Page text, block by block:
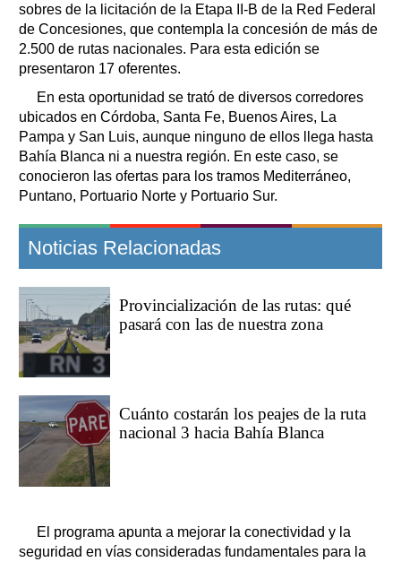
sobres de la licitación de la Etapa II-B de la Red Federal
de Concesiones, que contempla la concesión de más de
2.500 de rutas nacionales. Para esta edición se
presentaron 17 oferentes.
En esta oportunidad se trató de diversos corredores
ubicados en Córdoba, Santa Fe, Buenos Aires, La
Pampa y San Luis, aunque ninguno de ellos llega hasta
Bahía Blanca ni a nuestra región. En este caso, se
conocieron las ofertas para los tramos Mediterráneo,
Puntano, Portuario Norte y Portuario Sur.
Noticias Relacionadas
Provincialización de las rutas: qué
pasará con las de nuestra zona
Cuánto costarán los peajes de la ruta
nacional 3 hacia Bahía Blanca
El programa apunta a mejorar la conectividad y la
seguridad en vías consideradas fundamentales para la